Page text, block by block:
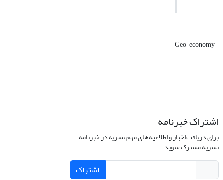
Geo-economy
اشتراک خبرنامه
برای دریافت اخبار و اطلاعیه های مهم نشریه در خبرنامه
نشریه مشترک شوید.
اشتراک